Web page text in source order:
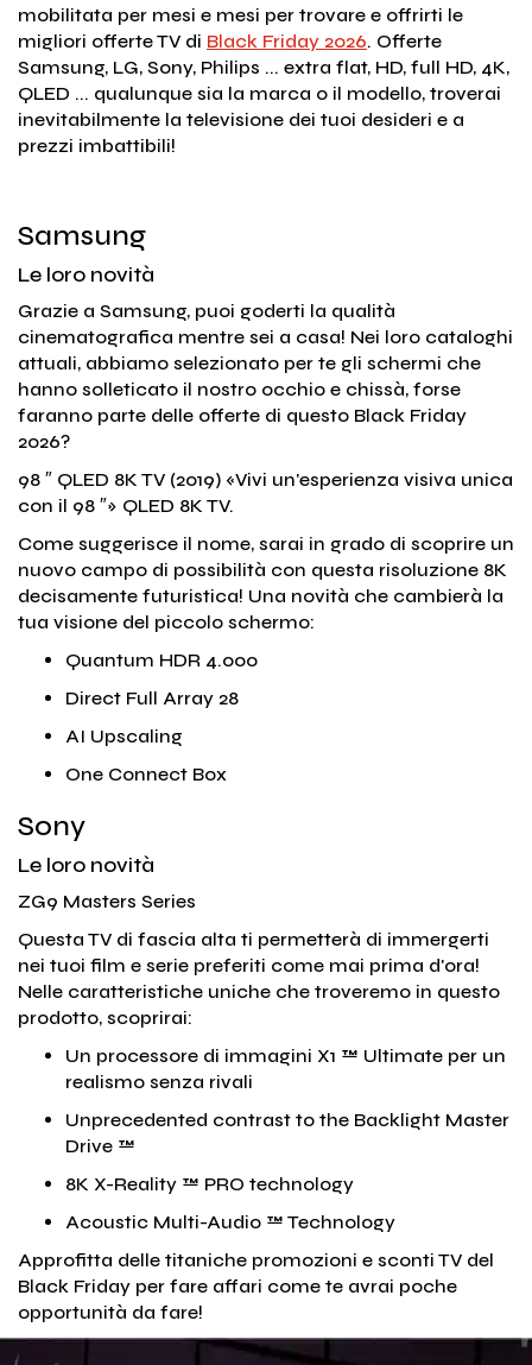
mobilitata per mesi e mesi per trovare e offrirti le
migliori offerte TV di Black Friday 2026. Offerte
Samsung, LG, Sony, Philips ... extra flat, HD, full HD, 4K,
QLED ... qualunque sia la marca o il modello, troverai
inevitabilmente la televisione dei tuoi desideri e a
prezzi imbattibili!
Samsung
Le loro novità
Grazie a Samsung, puoi goderti la qualità
cinematografica mentre sei a casa! Nei loro cataloghi
attuali, abbiamo selezionato per te gli schermi che
hanno solleticato il nostro occhio e chissà, forse
faranno parte delle offerte di questo Black Friday
2026?
98 ″ QLED 8K TV (2019) «Vivi un'esperienza visiva unica
con il 98 ″» QLED 8K TV.
Come suggerisce il nome, sarai in grado di scoprire un
nuovo campo di possibilità con questa risoluzione 8K
decisamente futuristica! Una novità che cambierà la
tua visione del piccolo schermo:
Quantum HDR 4.000
Direct Full Array 28
AI Upscaling
One Connect Box
Sony
Le loro novità
ZG9 Masters Series
Questa TV di fascia alta ti permetterà di immergerti
nei tuoi film e serie preferiti come mai prima d'ora!
Nelle caratteristiche uniche che troveremo in questo
prodotto, scoprirai:
Un processore di immagini X1 ™ Ultimate per un
realismo senza rivali
Unprecedented contrast to the Backlight Master
Drive ™
8K X-Reality ™ PRO technology
Acoustic Multi-Audio ™ Technology
Approfitta delle titaniche promozioni e sconti TV del
Black Friday per fare affari come te avrai poche
opportunità da fare!